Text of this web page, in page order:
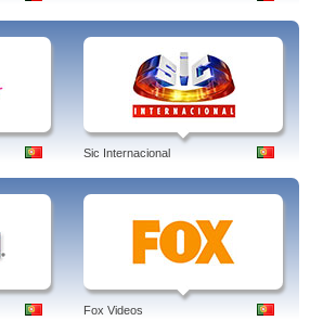
Sic Internacional
Fox Videos